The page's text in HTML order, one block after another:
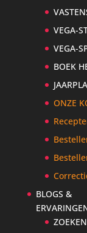
VEGA-
VEGA-
BOEK
ONZE
BLOGS &